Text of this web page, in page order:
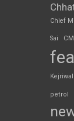
Chief
Sai CM
Kejriwal
petrol